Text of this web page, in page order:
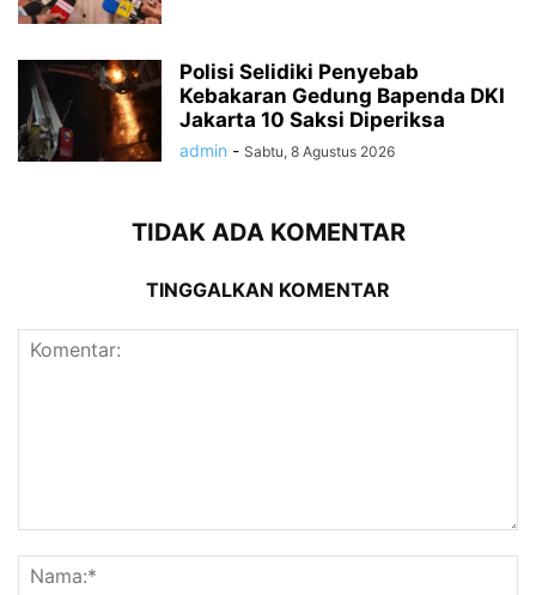
Polisi Selidiki Penyebab
Kebakaran Gedung Bapenda DKI
Jakarta 10 Saksi Diperiksa
admin - Sabtu, 8 Agustus 2026
TIDAK ADA KOMENTAR
TINGGALKAN KOMENTAR